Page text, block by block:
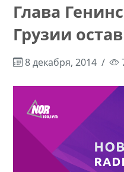
Глава
Грузии
8 декабря, 2014